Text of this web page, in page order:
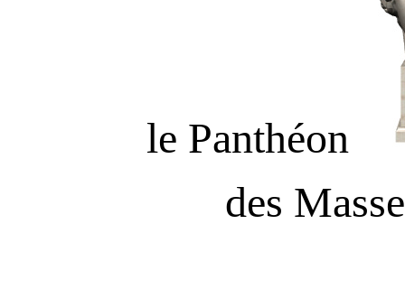
le Panthéon
des